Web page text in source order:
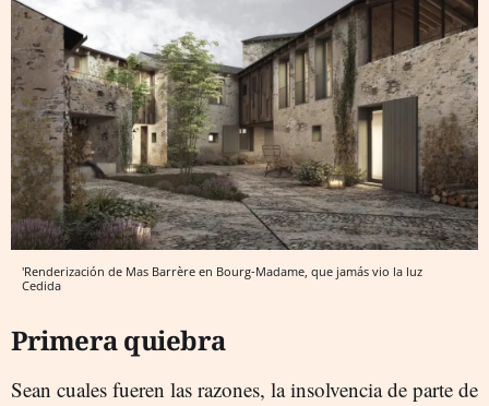
'Renderización de Mas Barrère en Bourg-Madame, que jamás vio la luz
Cedida
Primera quiebra
Sean cuales fueren las razones, la insolvencia de parte de